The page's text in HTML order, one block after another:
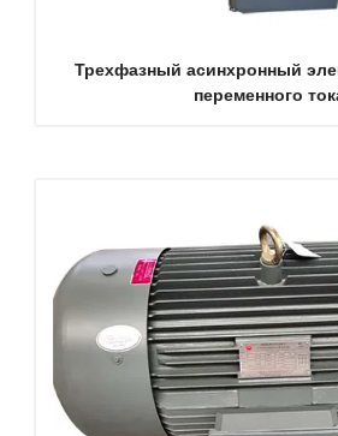
Трехфазный асинхронный
переменного